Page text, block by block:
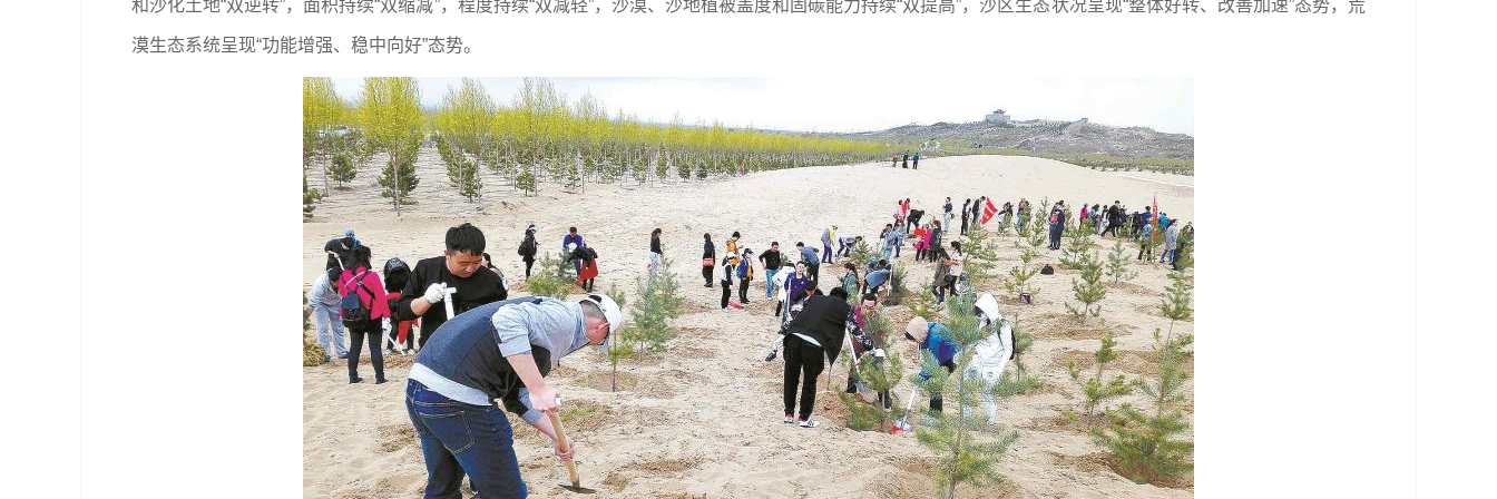
和沙化土地“双逆转”，面积持续“双缩减”，程度持续“双减轻”，沙漠、沙地植被盖度和固碳能力持续“双提高”，沙区生态状况呈现“整体好转、改善加速”态势，荒
漠生态系统呈现“功能增强、稳中向好”态势。